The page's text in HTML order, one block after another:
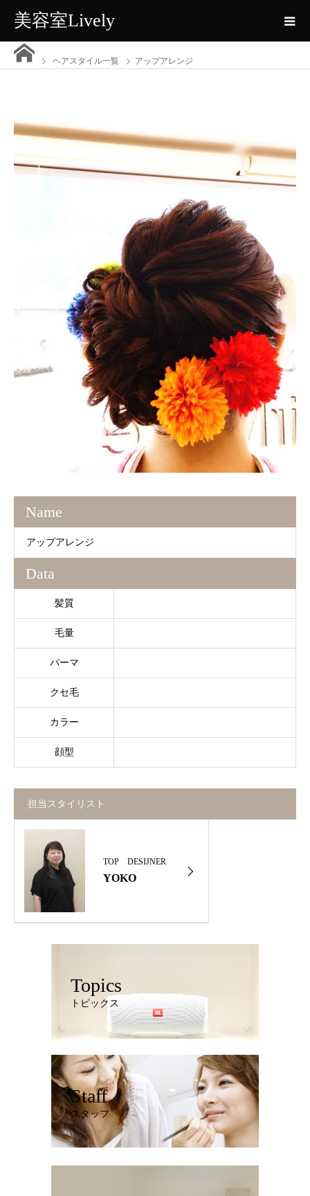
美容室Lively
ヘアスタイル一覧 アップアレンジ
Name
アップアレンジ
Data
髪質
毛量
パーマ
クセ毛
カラー
顔型
担当スタイリスト
TOP DESIJNER
YOKO
Topics
トピックス
Staff
スタッフ